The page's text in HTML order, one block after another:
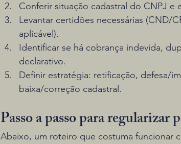
Conferir situação cadastral do CNPJ e
Levantar certidões necessárias (CND/
aplicável).
Identificar se há cobrança indevida,
declarativo.
Definir estratégia: retificação, defesa/
baixa/correção cadastral.
Passo a passo para regularizar
Abaixo, um roteiro que costuma funcionar